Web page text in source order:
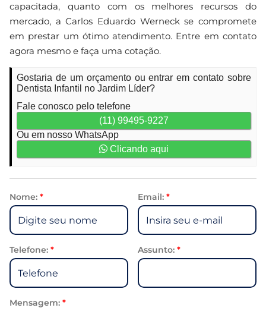
capacitada, quanto com os melhores recursos do
mercado, a Carlos Eduardo Werneck se compromete
em prestar um ótimo atendimento. Entre em contato
agora mesmo e faça uma cotação.
Gostaria de um orçamento ou entrar em contato sobre
Dentista Infantil no Jardim Líder?
Fale conosco pelo telefone
(11) 99495-9227
Ou em nosso WhatsApp
Clicando aqui
Nome: * Email: *
Telefone: * Assunto: *
Mensagem: *